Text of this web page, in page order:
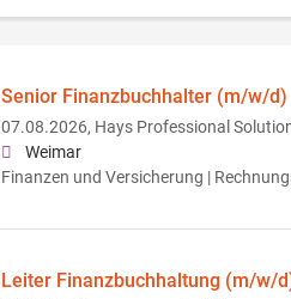
Senior Finanzbuchhalter (m/w/d)
07.08.2026, Hays Professional
Weimar
Finanzen und Versicherung |
Leiter Finanzbuchhaltung (m/w/